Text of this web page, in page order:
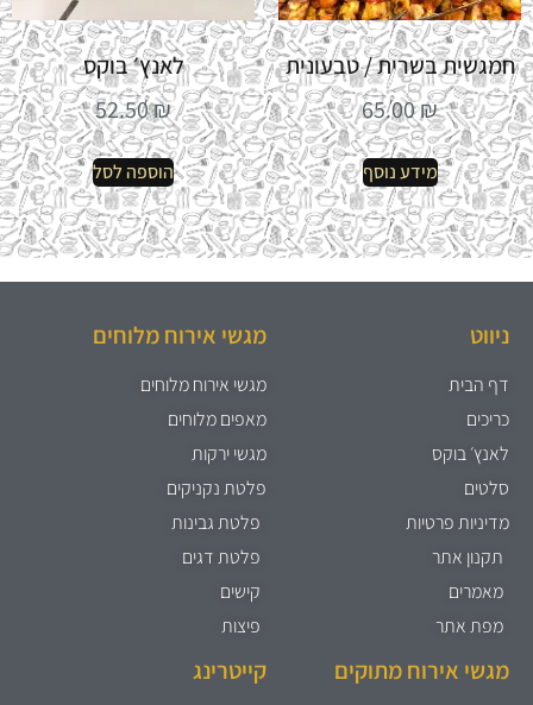
חמגשית בשרית / טבעונית
65.00₪
מידע נוסף
לאנץ׳ בוקס
52.50₪
הוספה לסל
ניווט
דף הבית
כריכים
לאנץ׳ בוקס
סלטים
מדיניות פרטיות
תקנון אתר
מאמרים
מפת אתר
מגשי אירוח מלוחים
מגשי אירוח מלוחים
מאפים מלוחים
מגשי ירקות
פלטת נקניקים
פלטת גבינות
פלטת דגים
קישים
פיצות
מגשי אירוח מתוקים קייטרינג